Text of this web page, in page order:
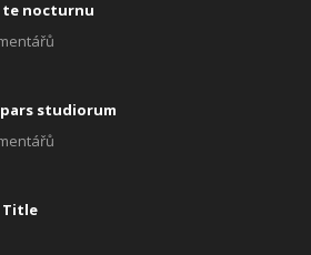
te nocturnu
studiorum
Title